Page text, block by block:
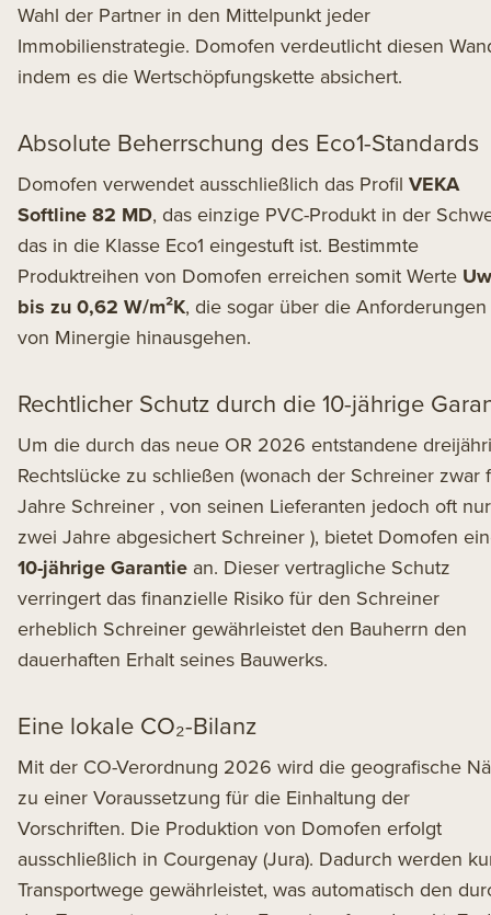
Wahl der Partner in den Mittelpunkt jeder
Immobilienstrategie. Domofen verdeutlicht diesen
indem es die Wertschöpfungskette absichert.
Absolute Beherrschung des Eco1-Standards
Domofen verwendet ausschließlich das Profil VEKA
Softline 82 MD, das einzige PVC-Produkt in der
das in die Klasse Eco1 eingestuft ist. Bestimmte
Produktreihen von Domofen erreichen somit Werte Uw
bis zu 0,62 W/m²K, die sogar über die Anforderungen
von Minergie hinausgehen.
Rechtlicher Schutz durch die 10-jährige
Um die durch das neue OR 2026 entstandene
Rechtslücke zu schließen (wonach der Schreiner zwar
Jahre Schreiner , von seinen Lieferanten jedoch oft
zwei Jahre abgesichert Schreiner ), bietet Domofen
10-jährige Garantie an. Dieser vertragliche Schutz
verringert das finanzielle Risiko für den Schreiner
erheblich Schreiner gewährleistet den Bauherrn den
dauerhaften Erhalt seines Bauwerks.
Eine lokale CO₂-Bilanz
Mit der CO-Verordnung 2026 wird die geografische
zu einer Voraussetzung für die Einhaltung der
Vorschriften. Die Produktion von Domofen erfolgt
ausschließlich in Courgenay (Jura). Dadurch werden
Transportwege gewährleistet, was automatisch den